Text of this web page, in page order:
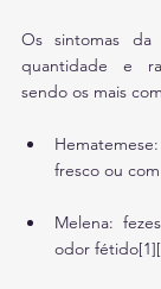
Os sintomas da
quantidade e
sendo os mais
fresco ou
Melena:
odor